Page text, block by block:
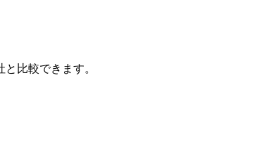
比較できます。